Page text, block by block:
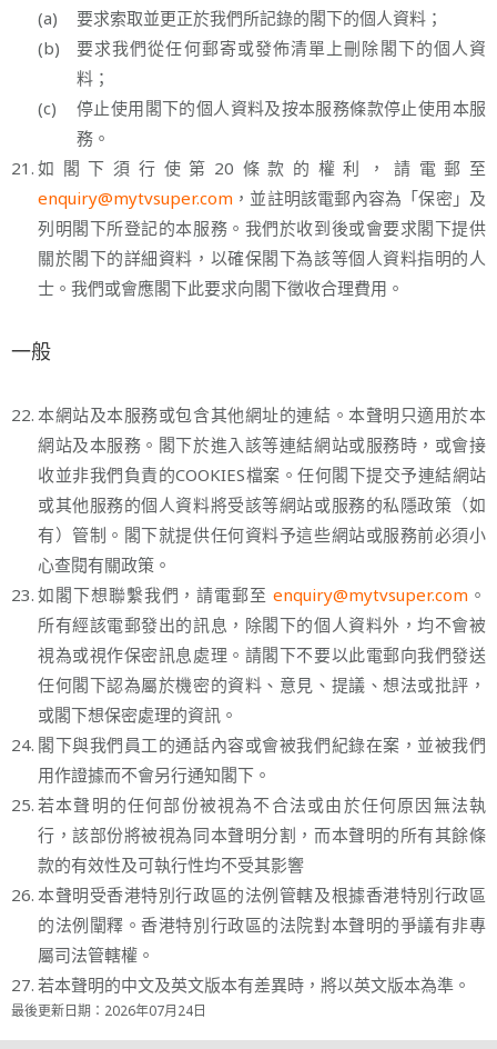
(a)
要求索取並更正於我們所記錄的閣下的個人資料；
(b)
要求我們從任何郵寄或發佈清單上刪除閣下的個人資
料；
(c)
停止使用閣下的個人資料及按本服務條款停止使用本服
務。
21. 如閣下須行使第20條款的權利，請電郵至
enquiry@mytvsuper.com ，並註明該電郵內容為「保密」及
列明閣下所登記的本服務。我們於收到後或會要求閣下提供
關於閣下的詳細資料，以確保閣下為該等個人資料指明的人
士。我們或會應閣下此要求向閣下徵收合理費用。
一般
22. 本網站及本服務或包含其他網址的連結。本聲明只適用於本
網站及本服務。閣下於進入該等連結網站或服務時，或會接
收並非我們負責的COOKIES檔案。任何閣下提交予連結網站
或其他服務的個人資料將受該等網站或服務的私隱政策（如
有）管制。閣下就提供任何資料予這些網站或服務前必須小
心查閱有關政策。
23. 如閣下想聯繫我們，請電郵至enquiry@mytvsuper.com 。
所有經該電郵發出的訊息，除閣下的個人資料外，均不會被
視為或視作保密訊息處理。請閣下不要以此電郵向我們發送
任何閣下認為屬於機密的資料、意見、提議、想法或批評，
或閣下想保密處理的資訊。
24. 閣下與我們員工的通話內容或會被我們紀錄在案，並被我們
用作證據而不會另行通知閣下。
25. 若本聲明的任何部份被視為不合法或由於任何原因無法執
行，該部份將被視為同本聲明分割，而本聲明的所有其餘條
款的有效性及可執行性均不受其影響
26. 本聲明受香港特別行政區的法例管轄及根據香港特別行政區
的法例闡釋。香港特別行政區的法院對本聲明的爭議有非專
屬司法管轄權。
27. 若本聲明的中文及英文版本有差異時，將以英文版本為準。
最後更新日期：2026年07月24日